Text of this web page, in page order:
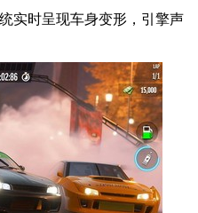
实时呈现车身变形，引擎声